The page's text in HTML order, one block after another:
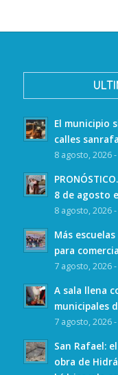
El municipio
calles
8 agosto, 2026
8 de agosto
8 agosto, 2026
Más
para
7 agosto, 2026
A sala llena
municipales
7 agosto, 2026
San Rafael:
obra de